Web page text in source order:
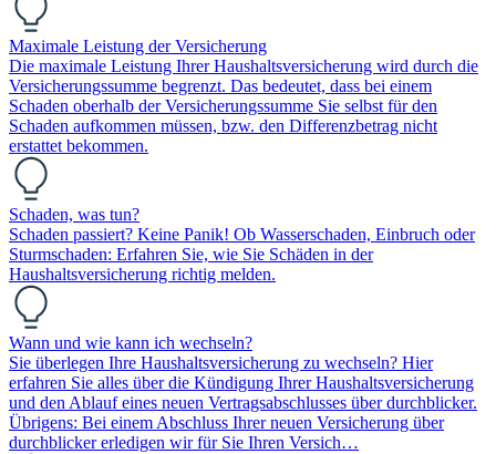
Maximale Leistung der Versicherung
Die maximale Leistung Ihrer Haushaltsversicherung wird durch die
Versicherungssumme begrenzt. Das bedeutet, dass bei einem
Schaden oberhalb der Versicherungssumme Sie selbst für den
Schaden aufkommen müssen, bzw. den Differenzbetrag nicht
erstattet bekommen.
Schaden, was tun?
Schaden passiert? Keine Panik! Ob Wasserschaden, Einbruch oder
Sturmschaden: Erfahren Sie, wie Sie Schäden in der
Haushaltsversicherung richtig melden.
Wann und wie kann ich wechseln?
Sie überlegen Ihre Haushaltsversicherung zu wechseln? Hier
erfahren Sie alles über die Kündigung Ihrer Haushaltsversicherung
und den Ablauf eines neuen Vertragsabschlusses über durchblicker.
Übrigens: Bei einem Abschluss Ihrer neuen Versicherung über
durchblicker erledigen wir für Sie Ihren Versich…